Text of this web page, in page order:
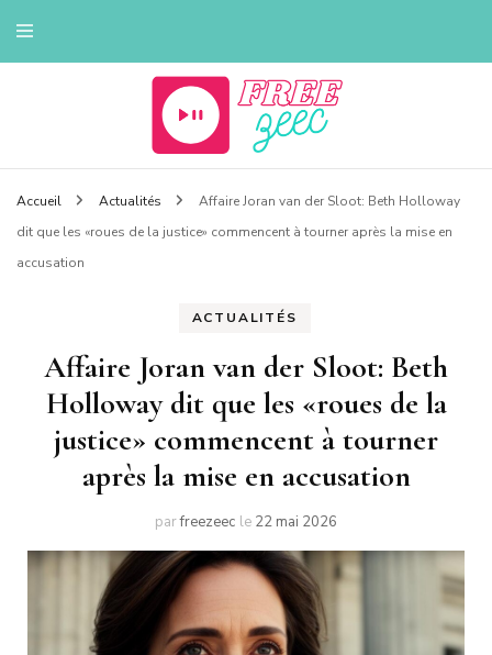
Freezeec
Accueil Actualités
Affaire Joran van der Sloot: Beth Holloway
dit que les «roues de la justice» commencent à tourner après la mise en
accusation
ACTUALITÉS
Affaire Joran van der Sloot: Beth
Holloway dit que les «roues de la
justice» commencent à tourner
après la mise en accusation
parfreezeec le 22 mai 2026